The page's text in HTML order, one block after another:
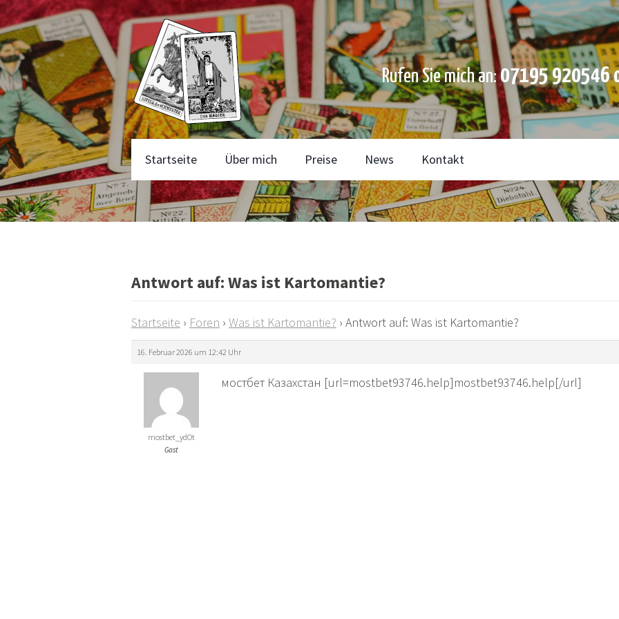
Rufen Sie mich an:07195 920546
Startseite Über mich Preise News Kontakt
Antwort auf: Was ist Kartomantie?
Startseite › Foren › Was ist Kartomantie? › Antwort auf: Was ist Kartomantie?
16. Februar 2026 um 12:42 Uhr
mostbet_ydOt
Gast
мостбет Казахстан [url=mostbet93746.help]mostbet93746.help[/url]